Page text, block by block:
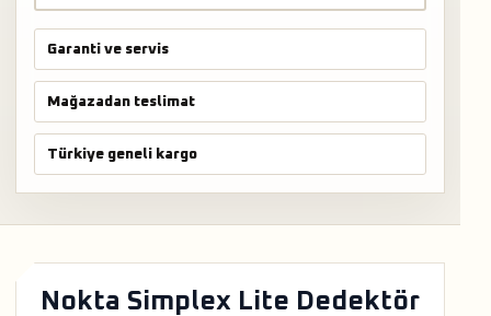
Garanti ve servis
Mağazadan teslimat
Türkiye geneli kargo
Nokta Simplex Lite Dedektör